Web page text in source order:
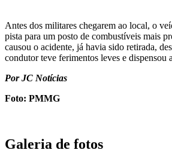
Antes dos militares chegarem ao local, o
pista para um posto de combustíveis mais
causou o acidente, já havia sido retirada,
condutor teve ferimentos leves e dispensou
Por JC Notícias
Foto: PMMG
Galeria de fotos